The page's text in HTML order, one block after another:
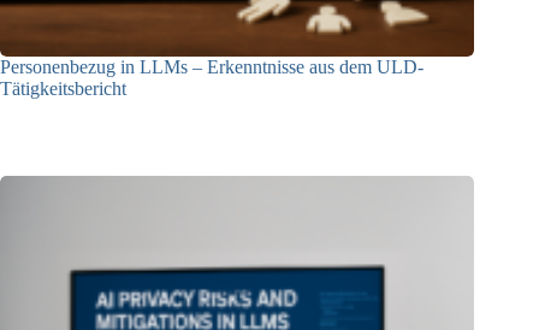
Personenbezug in LLMs – Erkenntnisse aus dem ULD-
Tätigkeitsbericht